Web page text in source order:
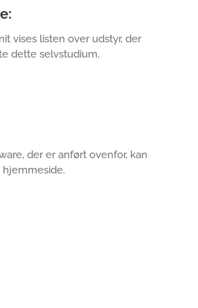
vises listen over udstyr, der
dette selvstudium.
der er anført ovenfor, kan
hjemmeside.